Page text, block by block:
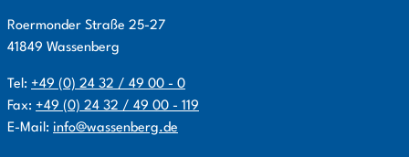
Roermonder Straße 25-27
41849 Wassenberg
Tel: +49 (0) 24 32 / 49 00 - 0
Fax: +49 (0) 24 32 / 49 00 - 119
E-Mail: info@wassenberg.de